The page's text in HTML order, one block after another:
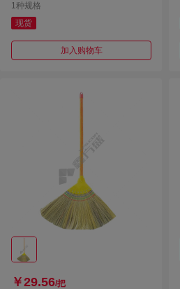
1种规格
现货
加入购物车
￥29.56/把